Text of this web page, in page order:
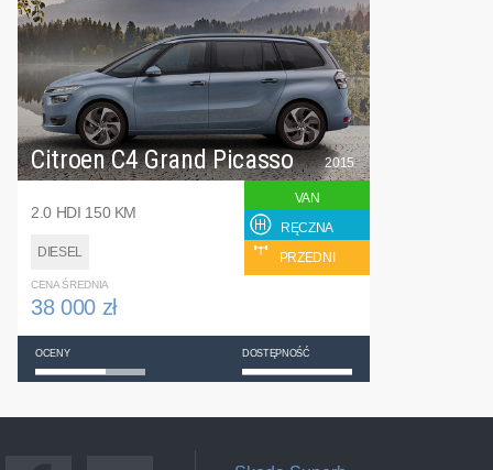
Citroen C4 Grand Picasso
2.0 HDI 150 KM
DIESEL
2015
VAN
RĘCZNA
PRZEDNI
CENA ŚREDNIA
38 000 zł
OCENY DOSTĘPNOŚĆ